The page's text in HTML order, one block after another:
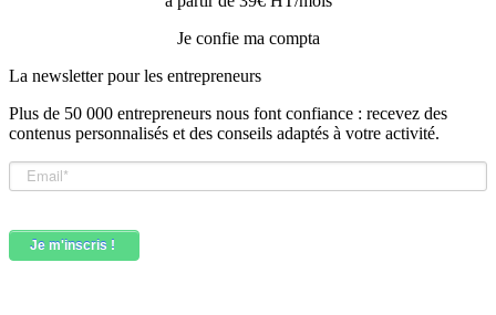
Je confie ma compta
La newsletter pour les entrepreneurs
Plus de 50 000 entrepreneurs nous font confiance : recevez des
contenus personnalisés et des conseils adaptés à votre activité.